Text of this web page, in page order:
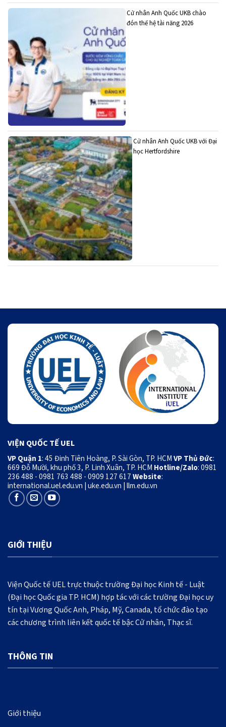
Cử nhân Anh Quốc UKB chào
đón thế hệ tài năng 2026
Cử nhân Anh Quốc UKB với Đại
học Hertfordshire
VIỆN QUỐC TẾ UEL
VP Quận 1: 45 Đinh Tiên Hoàng, P. Sài Gòn, TP. HCMVP Thủ Đức:
669 Đỗ Mười, khu phố 3, P. Linh Xuân, TP. HCM Hotline/Zalo: 0981
236 488 - 0981 763 488 - 0909 127 617Website:
international.uel.edu.vn |uke.edu.vn |llm.edu.vn
GIỚI THIỆU
Viện Quốc tế UEL trực thuộc trường Đại học Kinh tế - Luật
(Đại học Quốc gia TP. HCM) hợp tác với các trường Đại học uy
tín tại Vương Quốc Anh, Pháp, Mỹ, Canada, tổ chức đào tạo
các chương trình liên kết quốc tế bậc Cử nhân, Thạc sĩ.
THÔNG TIN
Giới thiệu